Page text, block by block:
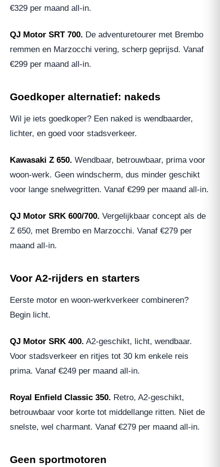
€329 per maand all-in.
QJ Motor SRT 700. De adventuretourer met Brembo
remmen en Marzocchi vering, scherp geprijsd. Vanaf
€299 per maand all-in.
Goedkoper alternatief: nakeds
Wil je iets goedkoper? Een naked is wendbaarder,
lichter, en goed voor stadsverkeer.
Kawasaki Z 650. Wendbaar, betrouwbaar, prima voor
woon-werk. Geen windscherm, dus minder geschikt
voor lange snelwegritten. Vanaf €299 per maand all-in.
QJ Motor SRK 600/700. Vergelijkbaar concept als de
Z 650, met Brembo en Marzocchi. Vanaf €279 per
maand all-in.
Voor A2-rijders en starters
Eerste motor en woon-werkverkeer combineren?
Begin licht.
QJ Motor SRK 400. A2-geschikt, licht, wendbaar.
Voor stadsverkeer en ritjes tot 30 km enkele reis
prima. Vanaf €249 per maand all-in.
Royal Enfield Classic 350. Retro, A2-geschikt,
betrouwbaar voor korte tot middellange ritten. Niet de
snelste, wel charmant. Vanaf €279 per maand all-in.
Geen sportmotoren